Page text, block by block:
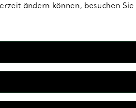
ändern können, besuchen Sie